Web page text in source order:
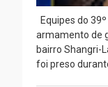
Equipes do
armamento de
bairro Shangri-
foi preso